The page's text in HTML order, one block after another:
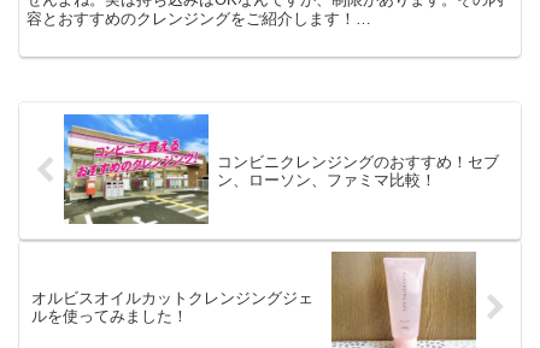
容とおすすめのクレンジングをご紹介します！
コンビニクレンジングのおすすめ！セブ
ン、ローソン、ファミマ比較！
オルビスオイルカットクレンジングジェ
ルを使ってみました！